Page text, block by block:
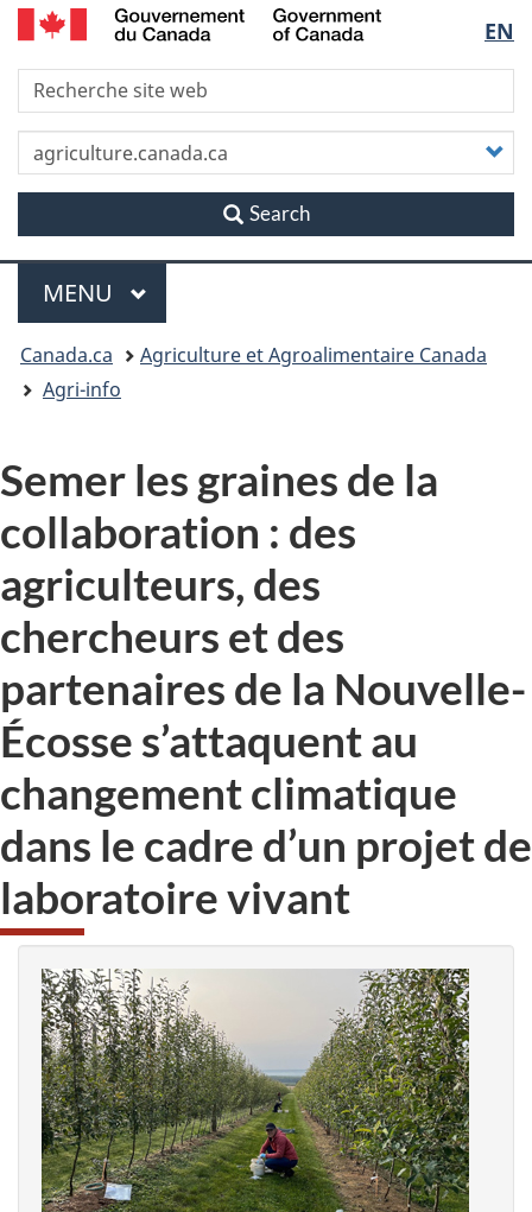
Skip
content
Skip
this
site"
Passer
version
HTML
simplifiée
la
EN
Government
of
Search
Menu
MENU PRINCIPAL
Vous
êtes
Canada.ca
Agriculture et Agroalimentaire Canada
Agri-info
Semer les graines de la
collaboration : des
agriculteurs, des
chercheurs et des
partenaires de la Nouvelle-
Écosse s’attaquent au
changement climatique
dans le cadre d’un projet de
laboratoire vivant